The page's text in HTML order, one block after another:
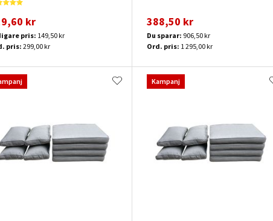
kr
pris: 149,50 kr
pris: 299,00 kr
388,50 kr
Du sparar: 906,50 kr
Ord. pris: 1 295,00 kr
Kampanj